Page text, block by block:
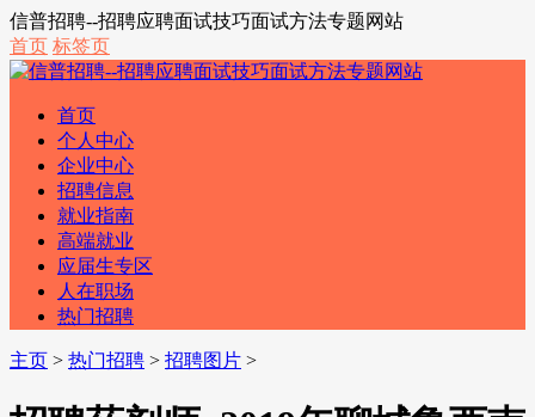
信普招聘--招聘应聘面试技巧面试方法专题网站
首页 标签页
首页
个人中心
企业中心
招聘信息
就业指南
高端就业
应届生专区
人在职场
热门招聘
主页 > 热门招聘 > 招聘图片 >